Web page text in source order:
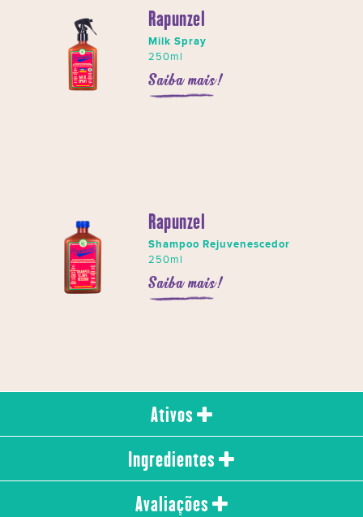
Rapunzel
Milk Spray
250ml
Saiba mais!
Rapunzel
Shampoo Rejuvenescedor
250ml
Saiba mais!
Ativos
Ingredientes
Avaliações